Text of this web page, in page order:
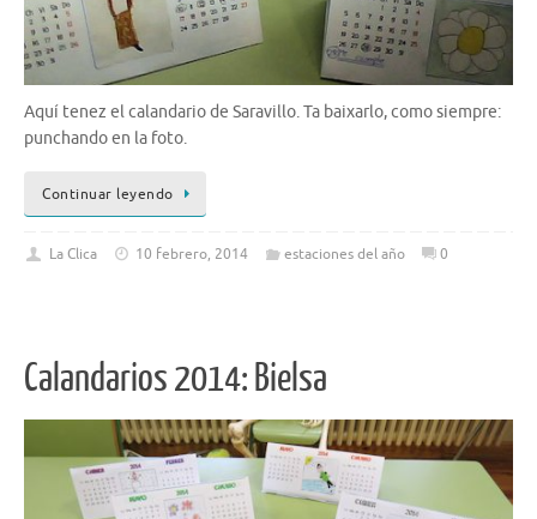
Aquí tenez el calandario de Saravillo. Ta baixarlo, como siempre:
punchando en la foto.
Continuar leyendo
La Clica 10 febrero, 2014 estaciones del año 0
Calandarios 2014: Bielsa